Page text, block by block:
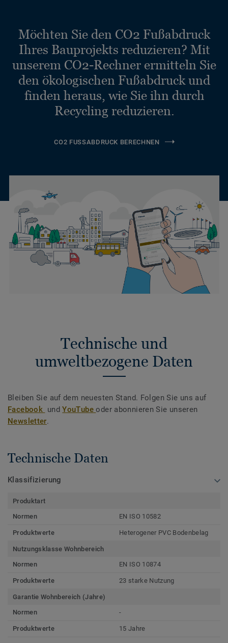
Möchten Sie den CO2 Fußabdruck
Ihres Bauprojekts reduzieren? Mit
unserem CO2-Rechner ermitteln Sie
den ökologischen Fußabdruck und
finden heraus, wie Sie ihn durch
Recycling reduzieren.
CO2 FUSSABDRUCK BERECHNEN
Technische und
umweltbezogene Daten
Bleiben Sie auf dem neuesten Stand. Folgen Sie uns auf
Facebook undYouTubeoder abonnieren Sie unseren
Newsletter.
Technische Daten
Klassifizierung
Produktart
Normen
EN ISO 10582
Produktwerte Heterogener PVC Bodenbelag
Nutzungsklasse Wohnbereich
Normen
EN ISO 10874
Produktwerte 23 starke Nutzung
Garantie Wohnbereich (Jahre)
Normen
-
Produktwerte 15 Jahre